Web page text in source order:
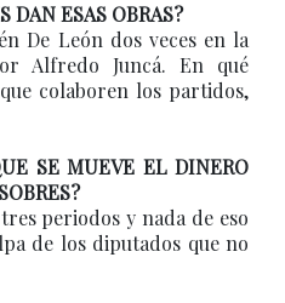
DAN ESAS OBRAS?
De León dos veces en la
Alfredo Juncá. En qué
colaboren los partidos,
SE MUEVE EL DINERO
periodos y nada de eso
de los diputados que no